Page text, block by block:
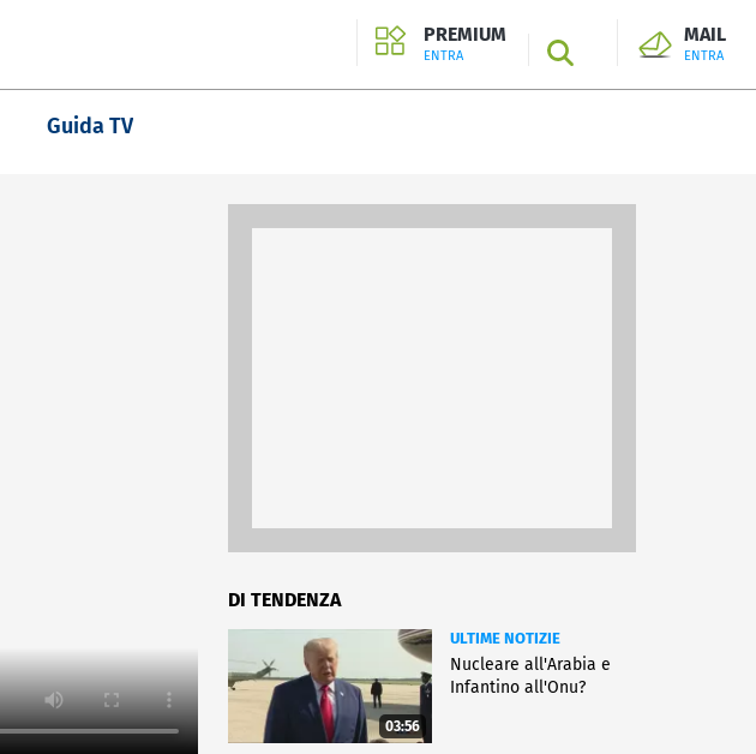
PREMIUM
ENTRA SEARCH
MAIL
ENTRA
Guida TV
DI TENDENZA
03:56
ULTIME NOTIZIE
Nucleare all'Arabia e
Infantino all'Onu?